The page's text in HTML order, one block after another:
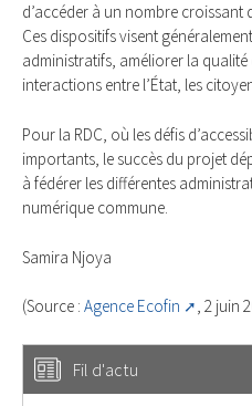
d’accéder à un nombre croissant
Ces dispositifs visent
administratifs, améliorer la
interactions entre l’État, les
Pour la RDC, où les défis
importants, le succès du projet
à fédérer les différentes
numérique commune.
Samira Njoya
(Source : Agence Ecofin , 2 juin
Fil d'actu